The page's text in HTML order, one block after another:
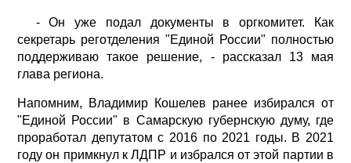
- Он уже подал документы в оргкомитет. Как
секретарь реготделения "Единой России" полностью
поддерживаю такое решение, - рассказал 13 мая
глава региона.
Напомним, Владимир Кошелев ранее избирался от
"Единой России" в Самарскую губернскую думу, где
проработал депутатом с 2016 по 2021 годы. В 2021
году он примкнул к ЛДПР и избрался от этой партии в